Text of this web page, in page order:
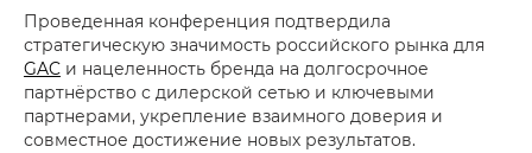
Проведенная конференция подтвердила
стратегическую значимость российского рынка для
GAC и нацеленность бренда на долгосрочное
партнёрство с дилерской сетью и ключевыми
партнерами, укрепление взаимного доверия и
совместное достижение новых результатов.